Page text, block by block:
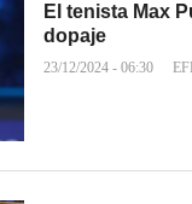
El tenista Max
dopaje
23/12/2024 - 06:30